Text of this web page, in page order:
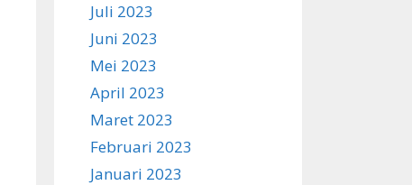
Juli 2023
Juni 2023
Mei 2023
April 2023
Maret 2023
Februari 2023
Januari 2023